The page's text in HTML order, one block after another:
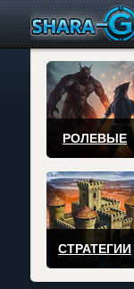
РОЛЕВЫЕ
СТРАТЕГИИ